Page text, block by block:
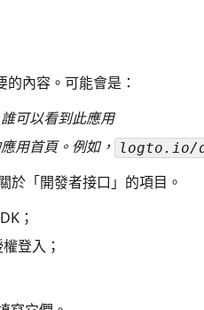
內容。可能會是：
誰可以看到此應用
用首頁。例如， logto.io/
於「開發者接口」的項目。
；
登入；